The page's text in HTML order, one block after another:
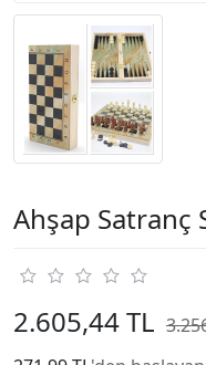
Ahşap Satranç
2.605,44 TL